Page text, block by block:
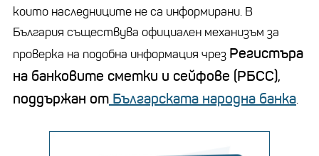
които наследниците не са информирани. В
България съществува официален механизъм за
проверка на подобна информация чрез Регистъра
на банковите сметки и сейфове (РБСС),
поддържан от Българската народна банка.